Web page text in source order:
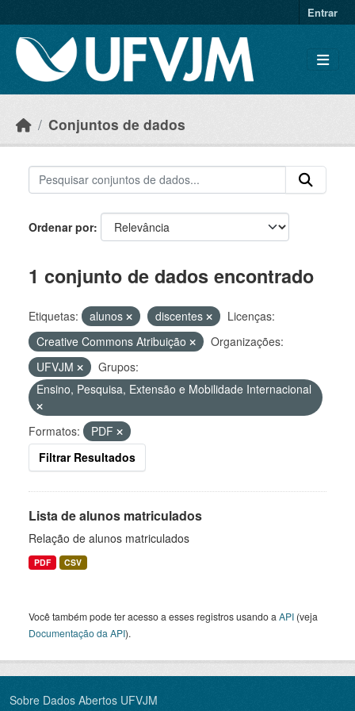
Entrar
Conjuntos de dados
Ordenar por
1 conjunto de dados encontrado
Etiquetas: alunos discentes
Licenças:
Creative Commons Atribuição
Organizações:
UFVJM
Grupos:
Ensino, Pesquisa, Extensão e Mobilidade Internacional
Formatos:
PDF
Filtrar Resultados
Lista de alunos matriculados
Relação de alunos matriculados
PDF CSV
Você também pode ter acesso a esses registros usando a API (veja
Documentação da API).
Sobre Dados Abertos UFVJM